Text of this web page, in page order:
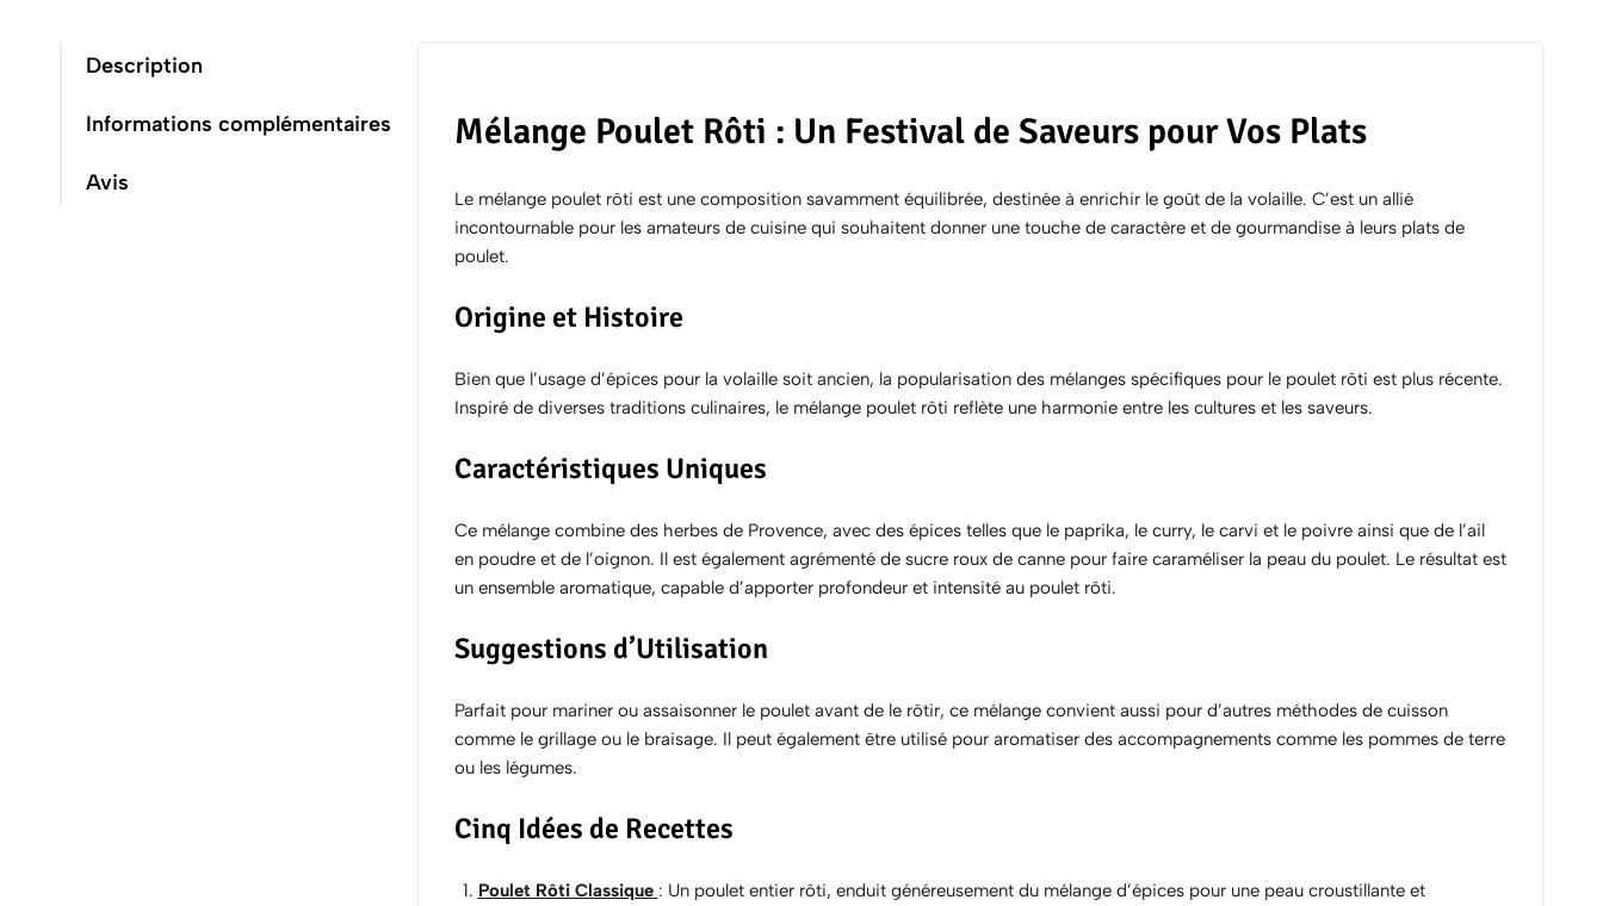
Description
Informations complémentaires
Avis
Mélange Poulet Rôti : Un Festival de Saveurs pour Vos Plats
Le mélange poulet rôti est une composition savamment équilibrée, destinée à enrichir le goût de la volaille. C’est un allié
incontournable pour les amateurs de cuisine qui souhaitent donner une touche de caractère et de gourmandise à leurs plats de
poulet.
Origine et Histoire
Bien que l’usage d’épices pour la volaille soit ancien, la popularisation des mélanges spécifiques pour le poulet rôti est plus récente.
Inspiré de diverses traditions culinaires, le mélange poulet rôti reflète une harmonie entre les cultures et les saveurs.
Caractéristiques Uniques
Ce mélange combine des herbes de Provence, avec des épices telles que le paprika, le curry, le carvi et le poivre ainsi que de l’ail
en poudre et de l’oignon. Il est également agrémenté de sucre roux de canne pour faire caraméliser la peau du poulet. Le résultat est
un ensemble aromatique, capable d’apporter profondeur et intensité au poulet rôti.
Suggestions d’Utilisation
Parfait pour mariner ou assaisonner le poulet avant de le rôtir, ce mélange convient aussi pour d’autres méthodes de cuisson
comme le grillage ou le braisage. Il peut également être utilisé pour aromatiser des accompagnements comme les pommes de terre
ou les légumes.
Cinq Idées de Recettes
Poulet Rôti Classique : Un poulet entier rôti, enduit généreusement du mélange d’épices pour une peau croustillante et